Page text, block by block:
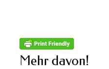
Mehr davon!